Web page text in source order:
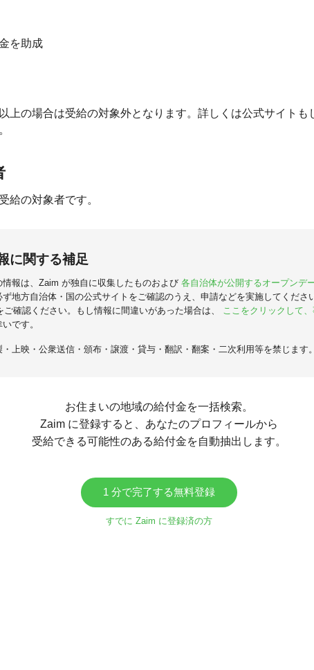
を助成
上の場合は受給の対象外となります。詳しくは公式サイトも
給の対象者です。
に関する補足
情報は、Zaim が独自に収集したものおよび 各自治体が公開するオープンデ
地方自治体・国の公式サイトをご確認のうえ、申請などを実施してくださ
ご確認ください。もし情報に間違いがあった場合は、 ここをクリックして
です。
・上映・公衆送信・頒布・譲渡・貸与・翻訳・翻案・二次利用等を禁じます。
お住まいの地域の給付金を一括検索。
Zaim に登録すると、あなたのプロフィールから
受給できる可能性のある給付金を自動抽出します。
1 分で完了する無料登録
すでに Zaim に登録済の方